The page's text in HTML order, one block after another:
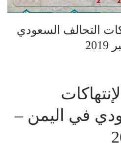
التحالف السعودي
في اليمن –